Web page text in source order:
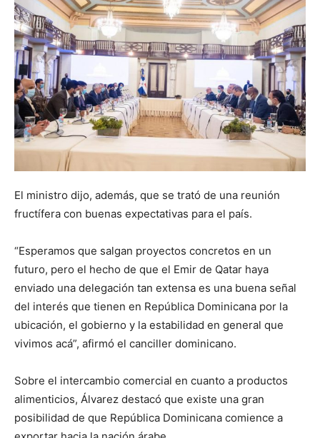
El ministro dijo, además, que se trató de una reunión
fructífera con buenas expectativas para el país.
“Esperamos que salgan proyectos concretos en un
futuro, pero el hecho de que el Emir de Qatar haya
enviado una delegación tan extensa es una buena señal
del interés que tienen en República Dominicana por la
ubicación, el gobierno y la estabilidad en general que
vivimos acá”, afirmó el canciller dominicano.
Sobre el intercambio comercial en cuanto a productos
alimenticios, Álvarez destacó que existe una gran
posibilidad de que República Dominicana comience a